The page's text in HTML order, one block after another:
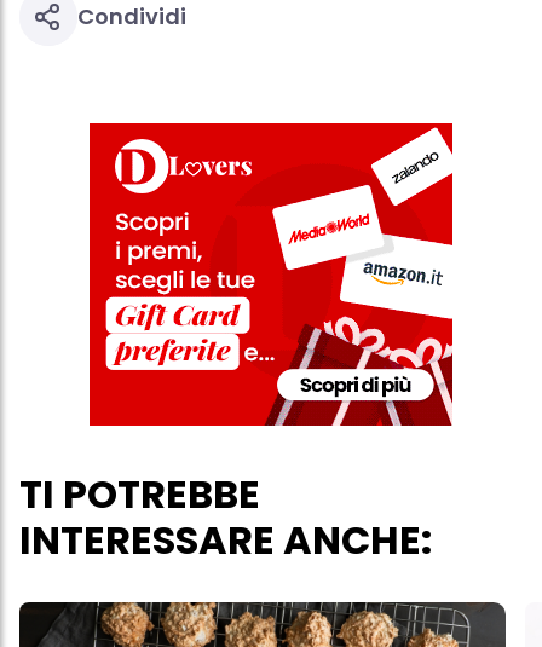
Condividi
TI POTREBBE
INTERESSARE ANCHE: